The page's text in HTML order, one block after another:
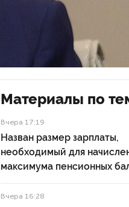
Материалы по
Вчера 17:19
Назван размер зарплаты,
необходимый для
максимума пенсионных
Вчера 16:28